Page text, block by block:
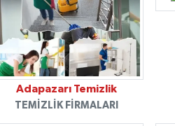
Adapazarı Temizlik
TEMIZLIK FIRMALARI